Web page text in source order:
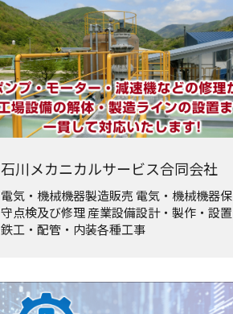
石川メカニカルサービス合同会社
電気・機械機器製造販売 電気・機械機器保
守点検及び修理 産業設備設計・製作・設置
鉄工・配管・内装各種工事